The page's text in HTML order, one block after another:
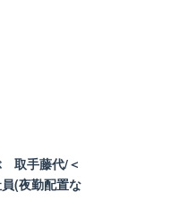
取手藤代/＜
(夜勤配置な